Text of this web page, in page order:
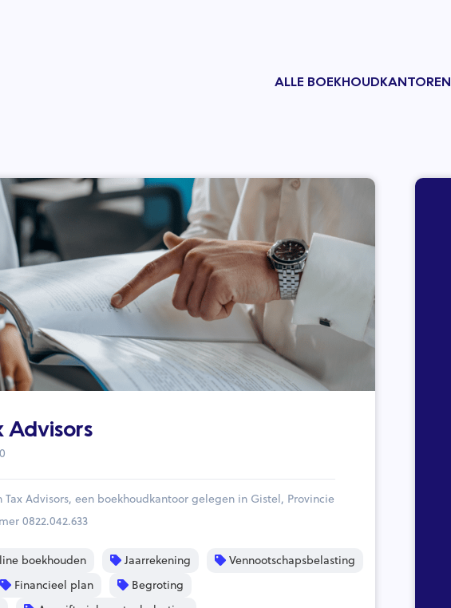
ALLE BOEKHOUDKANTOREN
Advisors
Advisors, een boekhoudkantoor gelegen in Gistel, Provincie
0822.042.633
boekhouden Jaarrekening
Vennootschapsbelasting
Financieel plan
Begroting